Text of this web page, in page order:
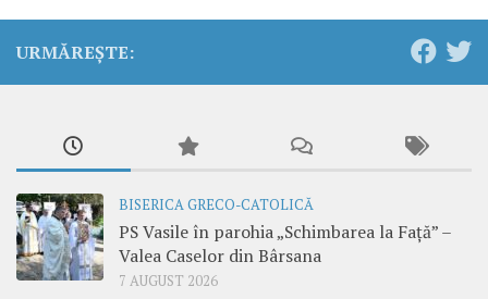
URMĂREȘTE:
BISERICA GRECO-CATOLICĂ
PS Vasile în parohia „Schimbarea la Față” –
Valea Caselor din Bârsana
7 AUGUST 2026